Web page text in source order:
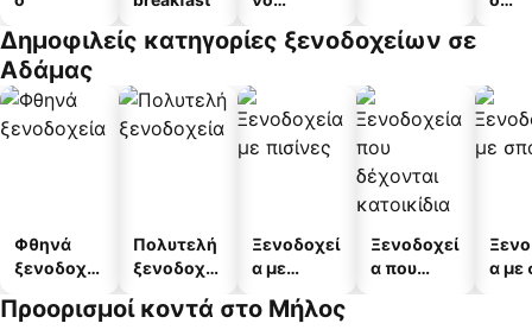
α
Δημοφιλείς κατηγορίες ξενοδοχείων σε
Αδάμας
Φθηνά
ξενοδοχεί
Πολυτελή
ξενοδοχεί
Ξενοδοχεί
α με
Ξενοδοχεί
α που
α με
Προορισμοί κοντά στο Μήλος